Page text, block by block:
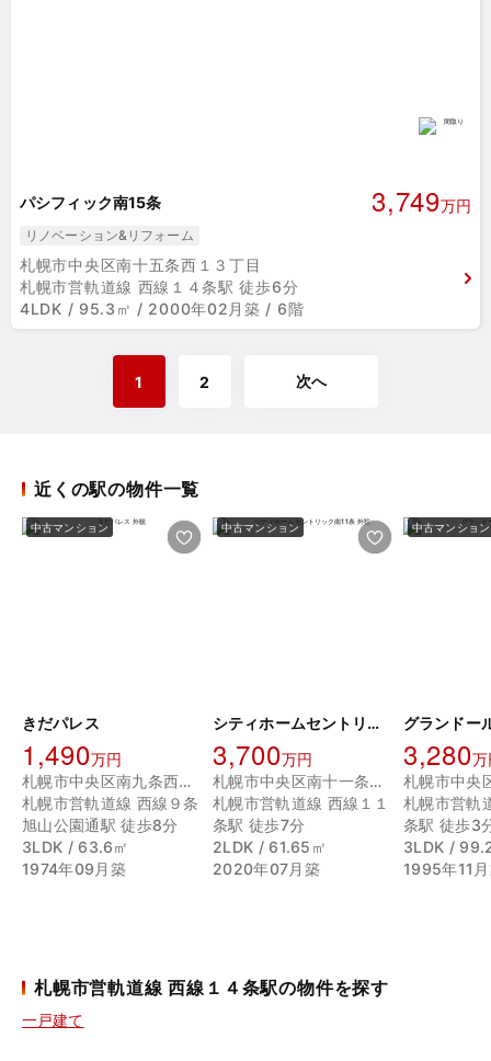
パシフィック南15条 3,749万円
リノベーション&リフォーム
札幌市中央区南十五条西１３丁目
札幌市営軌道線 西線１４条駅 徒歩6分
4LDK / 95.3㎡ / 2000年02月築 / 6階
1 2 次へ
近くの駅の物件一覧
中古マンション
きだパレス
1,490万円
札幌市中央区南九条西１１丁目
札幌市営軌道線 西線９条
旭山公園通駅 徒歩8分
3LDK / 63.6㎡
1974年09月築
中古マンション
シティホームセントリック南11条
3,700万円
札幌市中央区南十一条西１１丁目
札幌市営軌道線 西線１１
条駅 徒歩7分
2LDK / 61.65㎡
2020年07月築
中古マンション
グランドー
3,280万
札幌市営軌
条駅 徒歩3
3LDK /
1995年11
札幌市営軌道線 西線１４条駅の物件を探す
一戸建て